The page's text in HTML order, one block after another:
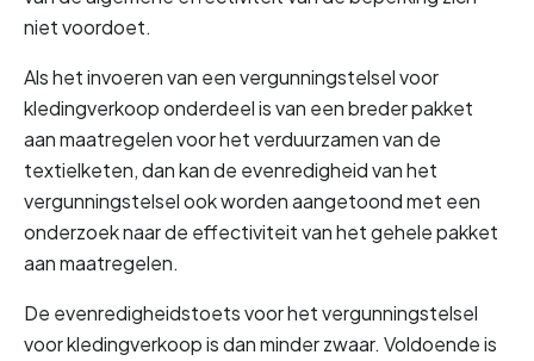
niet voordoet.
Als het invoeren van een vergunningstelsel voor
kledingverkoop onderdeel is van een breder pakket
aan maatregelen voor het verduurzamen van de
textielketen, dan kan de evenredigheid van het
vergunningstelsel ook worden aangetoond met een
onderzoek naar de effectiviteit van het gehele pakket
aan maatregelen.
De evenredigheidstoets voor het vergunningstelsel
voor kledingverkoop is dan minder zwaar. Voldoende is